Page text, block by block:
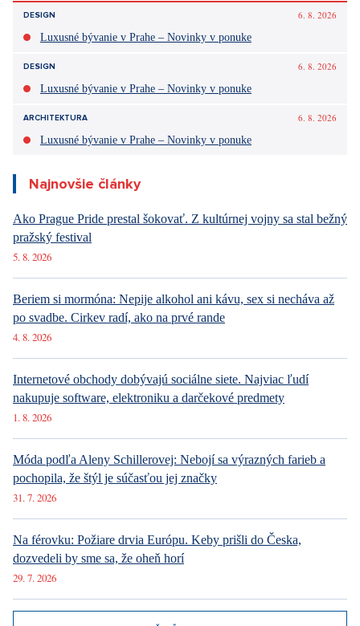
DESIGN
6. 8. 2026
Luxusné bývanie v Prahe – Novinky v ponuke
DESIGN
6. 8. 2026
Luxusné bývanie v Prahe – Novinky v ponuke
ARCHITEKTURA
6. 8. 2026
Luxusné bývanie v Prahe – Novinky v ponuke
Najnovšie články
Ako Prague Pride prestal šokovať. Z kultúrnej vojny sa stal bežný
pražský festival
5. 8. 2026
Beriem si mormóna: Nepije alkohol ani kávu, sex si necháva až
po svadbe. Cirkev radí, ako na prvé rande
4. 8. 2026
Internetové obchody dobývajú sociálne siete. Najviac ľudí
nakupuje software, elektroniku a darčekové predmety
1. 8. 2026
Móda podľa Aleny Schillerovej: Nebojí sa výrazných farieb a
pochopila, že štýl je súčasťou jej značky
31. 7. 2026
Na férovku: Požiare drvia Európu. Keby prišli do Česka,
dozvedeli by sme sa, že oheň horí
29. 7. 2026